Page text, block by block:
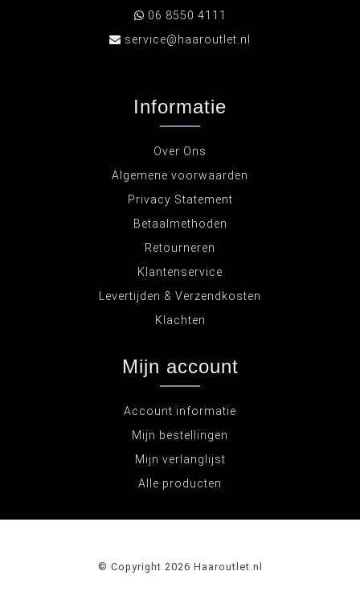
06 8550 4111
service@haaroutlet.nl
Informatie
Over Ons
Algemene voorwaarden
Privacy Statement
Betaalmethoden
Retourneren
Klantenservice
Levertijden & Verzendkosten
Klachten
Mijn account
Account informatie
Mijn bestellingen
Mijn verlanglijst
Alle producten
© Copyright 2026 Haaroutlet.nl